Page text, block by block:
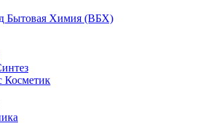
Бытовая Химия (ВБХ)
Косметик